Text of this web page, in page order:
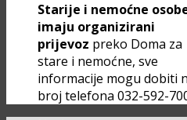
Starije i nemoćne
imaju organizirani
prijevoz preko Doma za
stare i nemoćne, sve
informacije mogu dobiti
broj telefona 032-592-